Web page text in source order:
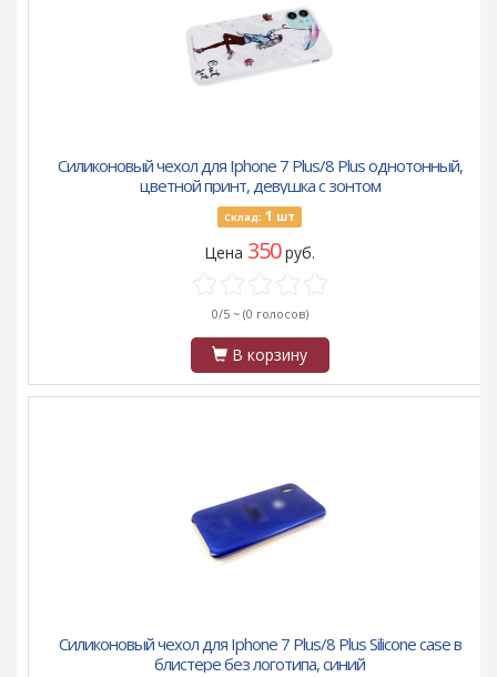
Силиконовый чехол для Iphone 7 Plus/8 Plus однотонный,
цветной принт, девушка с зонтом
Склад: 1 шт
Цена 350руб.
0/5 ~ (0 голосов)
В корзину
Силиконовый чехол для Iphone 7 Plus/8 Plus Silicone case в
блистере без логотипа, синий